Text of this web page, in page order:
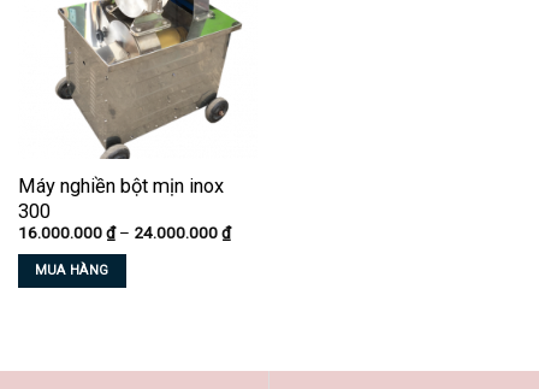
Máy nghiền bột mịn inox
300
16.000.000₫ – 24.000.000₫Khoảng
giá:
MUA HÀNG
có